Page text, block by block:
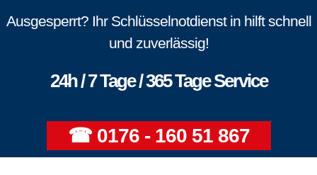
Ausgesperrt? Ihr Schlüsselnotdienst in hilft schnell
und zuverlässig!
24h / 7 Tage / 365 Tage Service
☎ 0176 - 160 51 867